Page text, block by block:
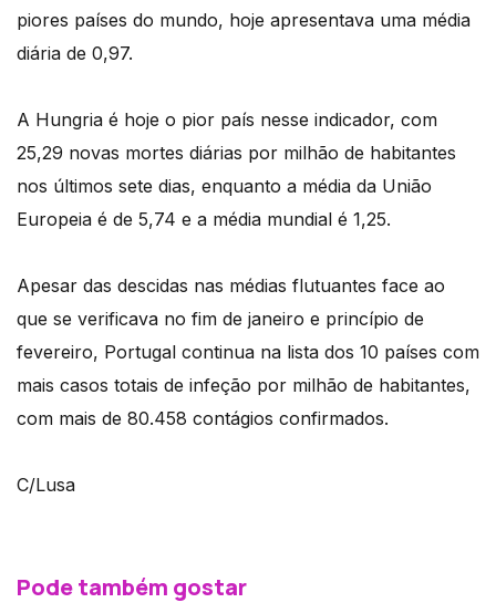
piores países do mundo, hoje apresentava uma média
diária de 0,97.
A Hungria é hoje o pior país nesse indicador, com
25,29 novas mortes diárias por milhão de habitantes
nos últimos sete dias, enquanto a média da União
Europeia é de 5,74 e a média mundial é 1,25.
Apesar das descidas nas médias flutuantes face ao
que se verificava no fim de janeiro e princípio de
fevereiro, Portugal continua na lista dos 10 países com
mais casos totais de infeção por milhão de habitantes,
com mais de 80.458 contágios confirmados.
C/Lusa
Pode também gostar